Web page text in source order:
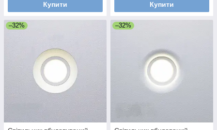
Купити Купити
–32% –32%